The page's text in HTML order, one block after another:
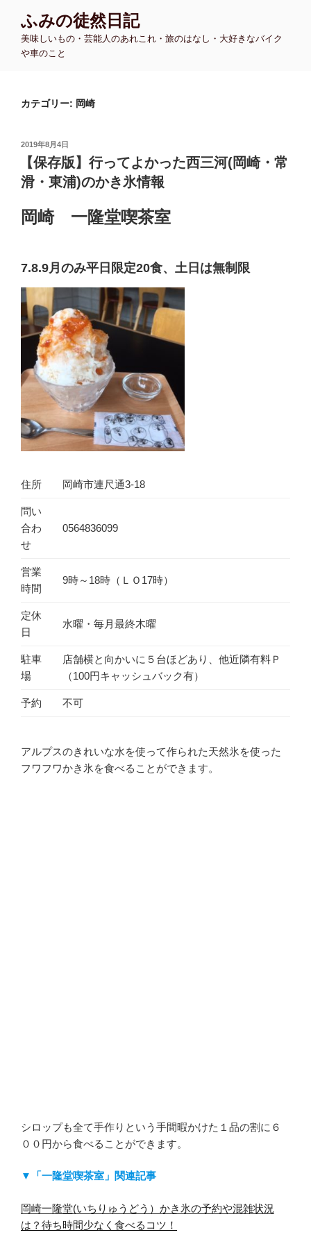
ふみの徒然日記
美味しいもの・芸能人のあれこれ・旅のはなし・大好きなバイク
や車のこと
カテゴリー: 岡崎
投
稿
日:
2019年8月4日
【保存版】行ってよかった西三河(岡崎・常
滑・東浦)のかき氷情報
岡崎 一隆堂喫茶室
7.8.9月のみ平日限定20食、土日は無制限
住所 岡崎市連尺通3-18
問い
合わ
せ
0564836099
営業
時間
9時～18時（ＬＯ17時）
定休
日
水曜・毎月最終木曜
駐車
場
店舗横と向かいに５台ほどあり、他近隣有料Ｐ
（100円キャッシュバック有）
予約 不可
アルプスのきれいな水を使って作られた天然氷を使った
フワフワかき氷を食べることができます。
シロップも全て手作りという手間暇かけた１品の割に６
００円から食べることができます。
▼「一隆堂喫茶室」関連記事
岡崎一隆堂(いちりゅうどう）かき氷の予約や混雑状況
は？待ち時間少なく食べるコツ！